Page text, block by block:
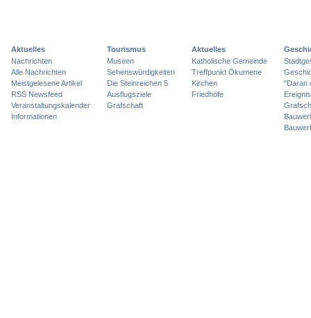
Aktuelles
Nachrichten
Alle Nachrichten
Meistgelesene Artikel
RSS Newsfeed
Veranstaltungskalender
Informationen
Tourismus
Museen
Sehenswürdigkeiten
Die Steinreichen 5
Ausflugsziele
Grafschaft
Aktuelles
Katholische Gemeinde
Treffpunkt Ökumene
Kirchen
Friedhöfe
"Daran